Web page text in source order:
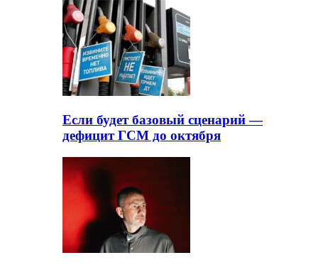
Если будет базовый сценарий —
дефицит ГСМ до октября